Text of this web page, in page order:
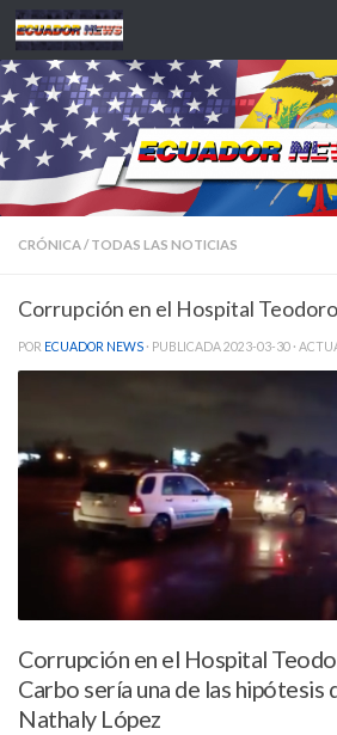
Saltar al contenido
CRÓNICA/ TODAS LAS NOTICIAS
Corrupción en el Hospital
POR ECUADOR NEWS · PUBLICADA2023-03-30 ·
Corrupción en el Hospital
Carbo sería una de las hipótesis
Nathaly López